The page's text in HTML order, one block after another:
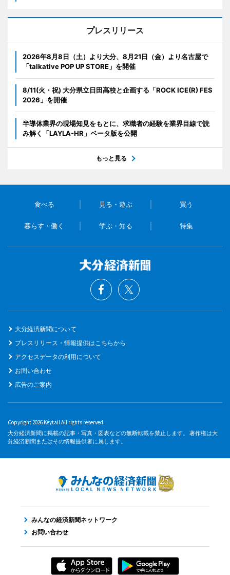
プレスリリース
2026年8月8日（土）より大分、8月21日（金）より名古屋で
「talkative POP UP STORE」を開催
8/11(火・祝) 大分県立日田高校と企画する「ROCK ICE(R) FES
2026」を開催
半導体業界の現場知見をもとに、求職者の経験を業界目線で読
み解く「LAYLA-HR」ベータ版を公開
もっと見る
食べる 見る・遊ぶ 買う
暮らす・働く 学ぶ・知る 特集
大分経済新聞について
プレスリリース・情報提供はこちらから
アクセスデータの利用について
お問い合わせ
広告のご案内
Copyright 2026 Keytail All rights reserved.
大分経済新聞に掲載の記事・写真・図表などの無断転載を禁止します。 著作権は大
分経済新聞またはその情報提供者に属します。
みんなの経済新聞ネットワーク
お問い合わせ